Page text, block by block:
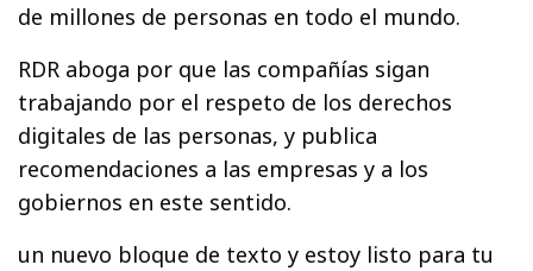
de millones de personas en todo el mundo.
RDR aboga por que las compañías sigan
trabajando por el respeto de los derechos
digitales de las personas, y publica
recomendaciones a las empresas y a los
gobiernos en este sentido.
un nuevo bloque de texto y estoy listo para tu